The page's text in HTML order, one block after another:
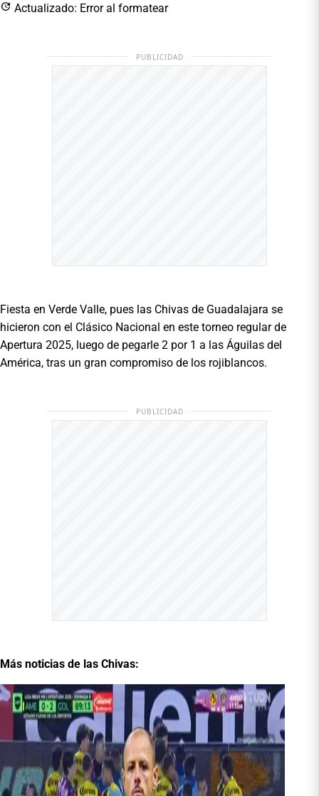
Actualizado: Error al formatear
PUBLICIDAD
Fiesta en Verde Valle, pues las Chivas de Guadalajara se
hicieron con el Clásico Nacional en este torneo regular de
Apertura 2025, luego de pegarle 2 por 1 a las Águilas del
América, tras un gran compromiso de los rojiblancos.
PUBLICIDAD
Más noticias de las Chivas: